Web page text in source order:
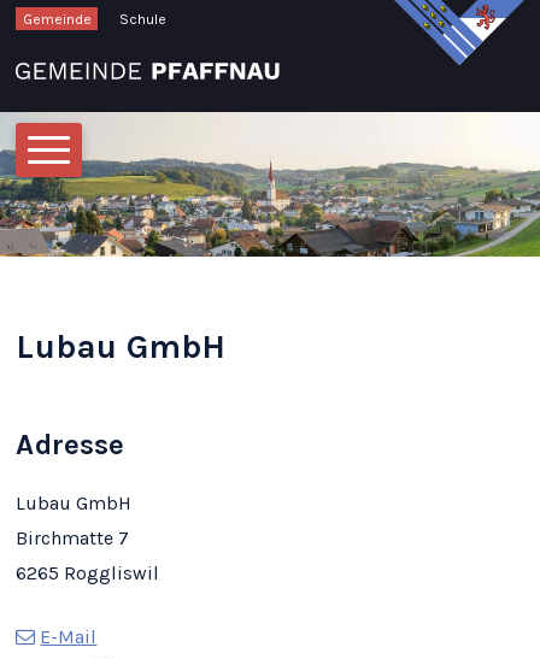
Navigieren in Pfaffnau
Schnellnavigation
Gemeinde Schule
Lubau GmbH
Adresse
Lubau GmbH
Birchmatte 7
6265 Roggliswil
E-Mail